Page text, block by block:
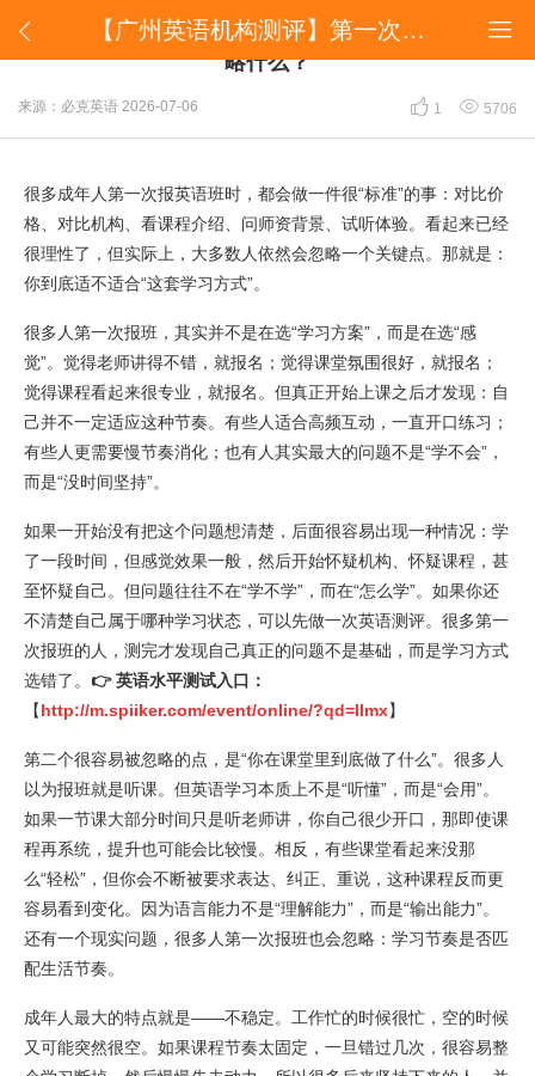
 
​【广州英语机构测评】第一次报班的人，最容易忽略什么？
​【广州英语机构测评】第一次报班的人，最容易忽
略什么？
来源：必克英语 2026-07-06  1  5706
很多成年人第一次报英语班时，都会做一件很“标准”的事：对比价
格、对比机构、看课程介绍、问师资背景、试听体验。看起来已经
很理性了，但实际上，大多数人依然会忽略一个关键点。那就是：
你到底适不适合“这套学习方式”。
很多人第一次报班，其实并不是在选“学习方案”，而是在选“感
觉”。觉得老师讲得不错，就报名；觉得课堂氛围很好，就报名；
觉得课程看起来很专业，就报名。但真正开始上课之后才发现：自
己并不一定适应这种节奏。有些人适合高频互动，一直开口练习；
有些人更需要慢节奏消化；也有人其实最大的问题不是“学不会”，
而是“没时间坚持”。
如果一开始没有把这个问题想清楚，后面很容易出现一种情况：学
了一段时间，但感觉效果一般，然后开始怀疑机构、怀疑课程，甚
至怀疑自己。但问题往往不在“学不学”，而在“怎么学”。如果你还
不清楚自己属于哪种学习状态，可以先做一次英语测评。很多第一
次报班的人，测完才发现自己真正的问题不是基础，而是学习方式
选错了。 👉 英语水平测试入口：
【http://m.spiiker.com/event/online/?qd=llmx】
第二个很容易被忽略的点，是“你在课堂里到底做了什么”。很多人
以为报班就是听课。但英语学习本质上不是“听懂”，而是“会用”。
如果一节课大部分时间只是听老师讲，你自己很少开口，那即使课
程再系统，提升也可能会比较慢。相反，有些课堂看起来没那
么“轻松”，但你会不断被要求表达、纠正、重说，这种课程反而更
容易看到变化。因为语言能力不是“理解能力”，而是“输出能力”。
还有一个现实问题，很多人第一次报班也会忽略：学习节奏是否匹
配生活节奏。
成年人最大的特点就是——不稳定。工作忙的时候很忙，空的时候
又可能突然很空。如果课程节奏太固定，一旦错过几次，很容易整